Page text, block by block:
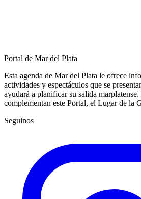
Portal de Mar del Plata
Esta agenda de Mar del Plata le ofrece
actividades y espectáculos que se
ayudará a planificar su salida
complementan este Portal, el Lugar de la
Seguinos